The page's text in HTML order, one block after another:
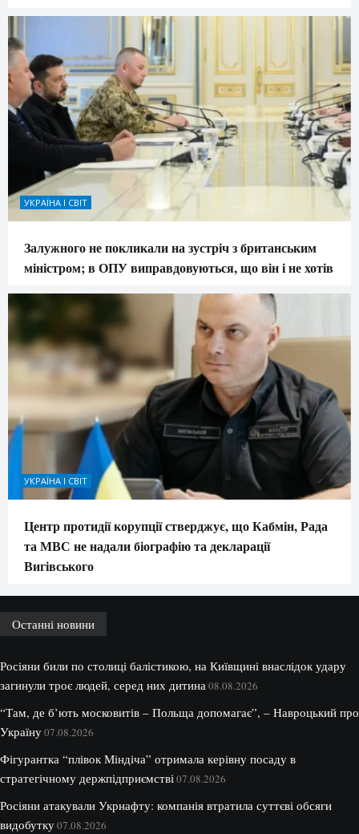
УКРАЇНА І СВІТ
Залужного не покликали на зустріч з британським
міністром; в ОПУ виправдовуються, що він і не хотів
УКРАЇНА І СВІТ
Центр протидії корупції стверджує, що Кабмін, Рада
та МВС не надали біографію та декларації
Вигівського
Останні новини
Росіяни били по столиці балістикою, на Київщині внаслідок удару
загинули троє людей, серед них дитина08.08.2026
“Там, де б’ють московитів – Польща допомагає”, – Навроцький про
Україну07.08.2026
Фігурантка “плівок Міндіча” отримала керівну посаду в
стратегічному держпідприємстві07.08.2026
Росіяни атакували Укрнафту: компанія втратила суттєві обсяги
видобутку07.08.2026